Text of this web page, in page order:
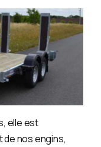
elle est
nos engins,